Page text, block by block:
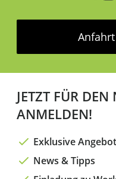
Anfahrt
JETZT FÜR DEN
ANMELDEN!
Exklusive
News & Tipps